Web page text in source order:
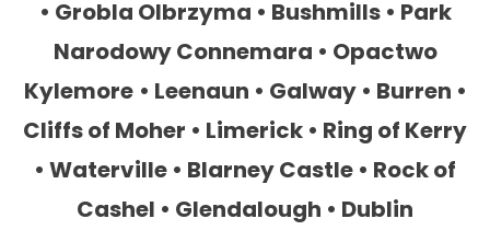
• Grobla Olbrzyma • Bushmills • Park
Narodowy Connemara • Opactwo
Kylemore • Leenaun • Galway • Burren •
Cliffs of Moher • Limerick • Ring of Kerry
• Waterville • Blarney Castle • Rock of
Cashel • Glendalough • Dublin